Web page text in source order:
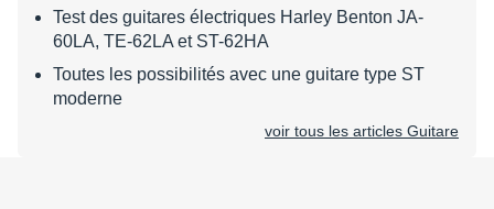
Test des guitares électriques Harley Benton JA-
60LA, TE-62LA et ST-62HA
Toutes les possibilités avec une guitare type ST
moderne
voir tous les articles Guitare